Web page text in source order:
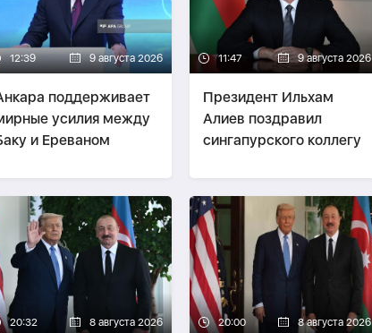
12:39 9 августа 2026
поддерживает
усилия между
и Ереваном
11:47 9 августа 2026
Президент Ильхам
Алиев поздравил
сингапурского коллегу
20:32 8 августа 2026 20:00 8 августа 2026